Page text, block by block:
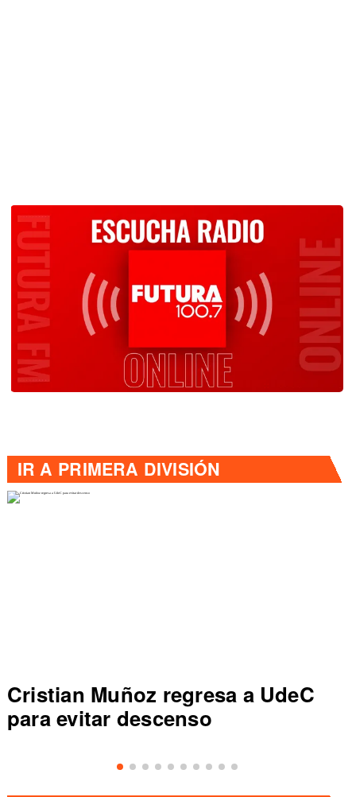
IR A PRIMERA DIVISIÓN
Cristian Muñoz regresa a UdeC
para evitar descenso